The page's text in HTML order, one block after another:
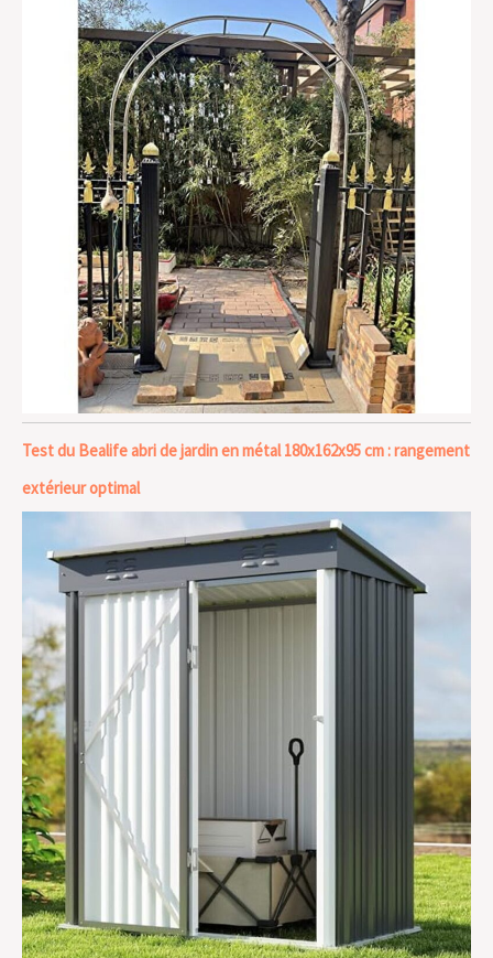
Test du Bealife abri de jardin en métal 180x162x95 cm : rangement
extérieur optimal